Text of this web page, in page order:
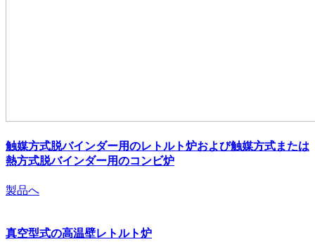
触媒方式脱バインダー用のレトルト炉および触媒方式または
熱方式脱バインダー用のコンビ炉
製品へ
真空型式の高温壁レトルト炉